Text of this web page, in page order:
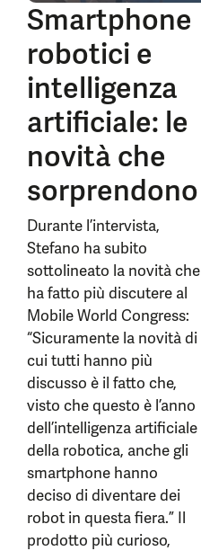
Smartphone
robotici e
intelligenza
artificiale: le
novità che
sorprendono
Durante l’intervista,
Stefano ha subito
sottolineato la novità che
ha fatto più discutere al
Mobile World Congress:
“Sicuramente la novità di
cui tutti hanno più
discusso è il fatto che,
visto che questo è l’anno
dell’intelligenza artificiale
della robotica, anche gli
smartphone hanno
deciso di diventare dei
robot in questa fiera.” Il
prodotto più curioso,